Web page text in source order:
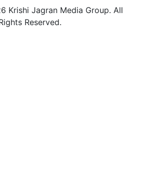
Krishi Jagran Media Group. All
Reserved.